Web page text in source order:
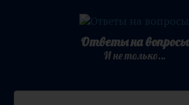
Ответы на вопросы
И не только…